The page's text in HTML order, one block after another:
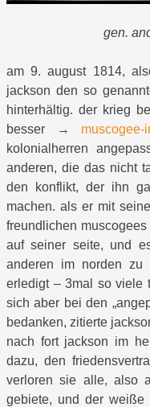
gen.
am 9. august 1814,
jackson den so
hinterhältig. der krieg
besser → muscogee-
kolonialherren
anderen, die das nicht
den konflikt, der ihn
machen. als er mit
freundlichen
auf seiner seite, und
anderen im norden zu
erledigt – 3mal so viele
sich aber bei den
bedanken, zitierte
nach fort jackson im
dazu, den
verloren sie alle, also
gebiete, und der weiße